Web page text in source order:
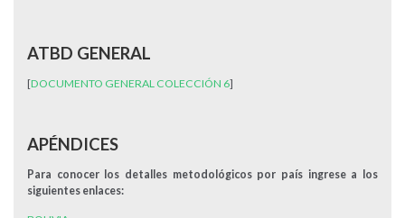
ATBD GENERAL
[DOCUMENTO GENERAL COLECCIÓN 6]
APÉNDICES
Para conocer los detalles metodológicos por país ingrese a los
siguientes enlaces: